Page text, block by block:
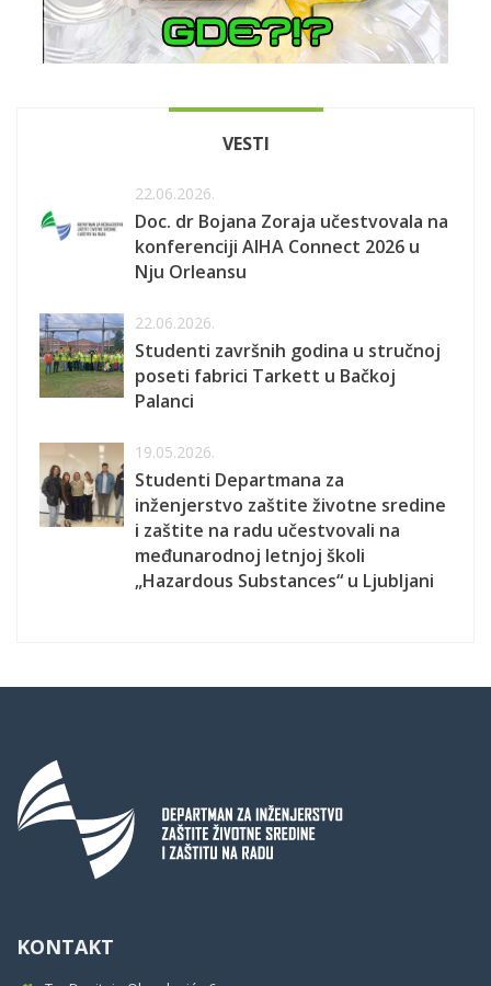
VESTI
22.06.2026.
Doc. dr Bojana Zoraja učestvovala na
konferenciji AIHA Connect 2026 u
Nju Orleansu
22.06.2026.
Studenti završnih godina u stručnoj
poseti fabrici Tarkett u Bačkoj
Palanci
19.05.2026.
Studenti Departmana za
inženjerstvo zaštite životne sredine
i zaštite na radu učestvovali na
međunarodnoj letnjoj školi
„Hazardous Substances“ u Ljubljani
KONTAKT